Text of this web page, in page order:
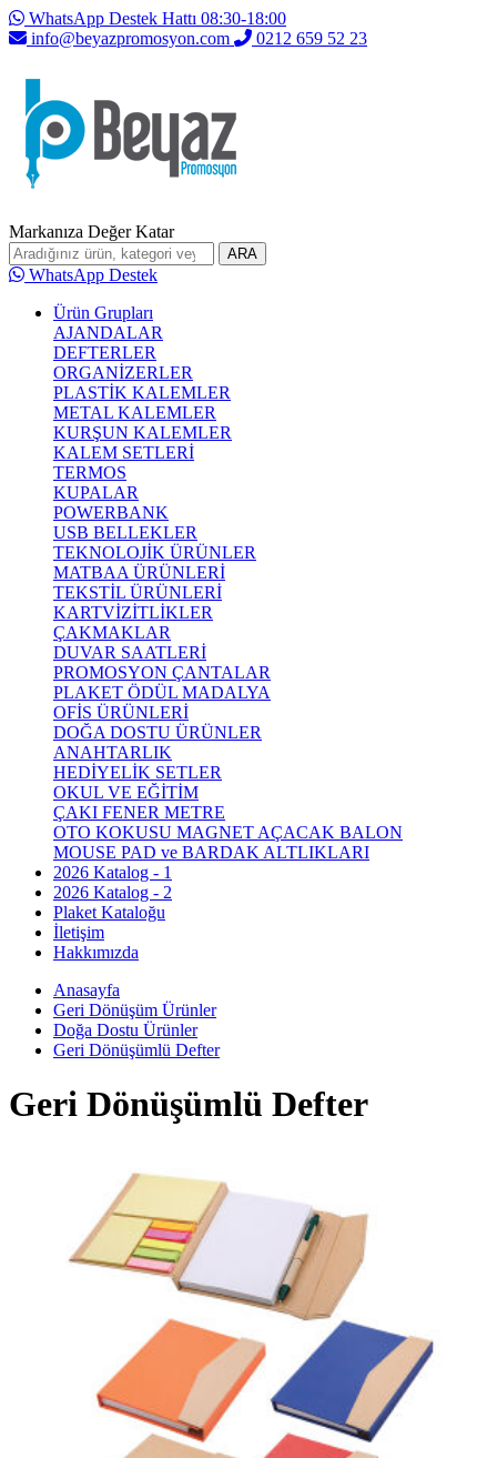
WhatsApp Destek Hattı 08:30-18:00
info@beyazpromosyon.com
0212 659 52 23
Markanıza Değer Katar
ARA
WhatsApp Destek
Ürün Grupları
AJANDALAR
DEFTERLER
ORGANİZERLER
PLASTİK KALEMLER
METAL KALEMLER
KURŞUN KALEMLER
KALEM SETLERİ
TERMOS
KUPALAR
POWERBANK
USB BELLEKLER
TEKNOLOJİK ÜRÜNLER
MATBAA ÜRÜNLERİ
TEKSTİL ÜRÜNLERİ
KARTVİZİTLİKLER
ÇAKMAKLAR
DUVAR SAATLERİ
PROMOSYON ÇANTALAR
PLAKET ÖDÜL MADALYA
OFİS ÜRÜNLERİ
DOĞA DOSTU ÜRÜNLER
ANAHTARLIK
HEDİYELİK SETLER
OKUL VE EĞİTİM
ÇAKI FENER METRE
OTO KOKUSU MAGNET AÇACAK BALON
MOUSE PAD ve BARDAK ALTLIKLARI
2026 Katalog - 1
2026 Katalog - 2
Plaket Kataloğu
İletişim
Hakkımızda
Anasayfa
Geri Dönüşüm Ürünler
Doğa Dostu Ürünler
Geri Dönüşümlü Defter
Geri Dönüşümlü Defter